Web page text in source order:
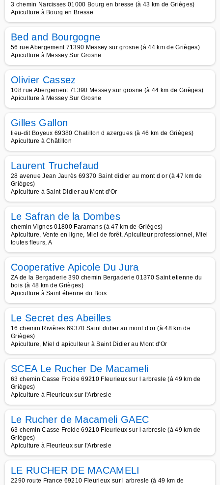
3 chemin Narcisses 01000 Bourg en bresse (à 43 km de Grièges)
Apiculture à Bourg en Bresse
Bed and Bourgogne
56 rue Abergement 71390 Messey sur grosne (à 44 km de Grièges)
Apiculture à Messey Sur Grosne
Olivier Cassez
108 rue Abergement 71390 Messey sur grosne (à 44 km de Grièges)
Apiculture à Messey Sur Grosne
Gilles Gallon
lieu-dit Boyeux 69380 Chatillon d azergues (à 46 km de Grièges)
Apiculture à Châtillon
Laurent Truchefaud
28 avenue Jean Jaurès 69370 Saint didier au mont d or (à 47 km de
Grièges)
Apiculture à Saint Didier au Mont d'Or
Le Safran de la Dombes
chemin Vignes 01800 Faramans (à 47 km de Grièges)
Apiculture, Vente en ligne, Miel de forêt, Apiculteur professionnel, Miel
toutes fleurs, A
Cooperative Apicole Du Jura
ZA de la Bergaderie 390 chemin Bergaderie 01370 Saint etienne du
bois (à 48 km de Grièges)
Apiculture à Saint étienne du Bois
Le Secret des Abeilles
16 chemin Rivières 69370 Saint didier au mont d or (à 48 km de
Grièges)
Apiculture, Miel d apiculteur à Saint Didier au Mont d'Or
SCEA Le Rucher De Macameli
63 chemin Casse Froide 69210 Fleurieux sur l arbresle (à 49 km de
Grièges)
Apiculture à Fleurieux sur l'Arbresle
Le Rucher de Macameli GAEC
63 chemin Casse Froide 69210 Fleurieux sur l arbresle (à 49 km de
Grièges)
Apiculture à Fleurieux sur l'Arbresle
LE RUCHER DE MACAMELI
2290 route France 69210 Fleurieux sur l arbresle (à 49 km de